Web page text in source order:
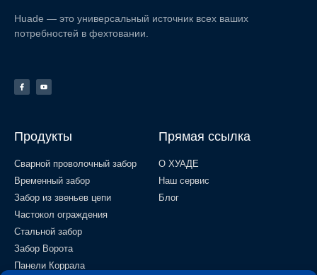
Huade — это универсальный источник всех ваших
потребностей в фехтовании.
Продукты
Сварной проволочный забор
Временный забор
Забор из звеньев цепи
Частокол ограждения
Стальной забор
Забор Ворота
Панели Коррала
Прямая ссылка
О ХУАДЕ
Наш сервис
Блог